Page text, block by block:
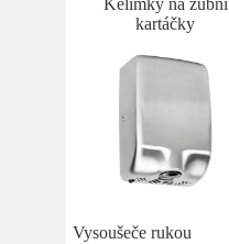
Kelímky na zubní
kartáčky
Vysoušeče rukou